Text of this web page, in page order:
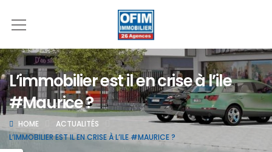
L’immobilier est il en crise à l’ile
#Maurice ?
HOME
ACTUALITÉS
L’IMMOBILIER EST IL EN CRISE À L’ILE #MAURICE ?